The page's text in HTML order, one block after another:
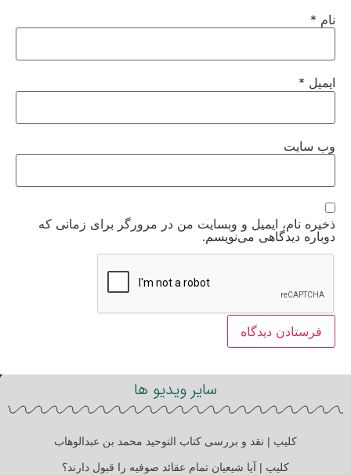
نام *
ایمیل *
وب‌ سایت
ذخیره نام، ایمیل و وبسایت من در مرورگر برای زمانی که
دوباره دیدگاهی می‌نویسم.
سایر ویدیو ها
کلیپ | نقد و بررسی کتاب التوحید محمد بن عبدالوهاب
کلیپ | آیا شیعیان تمام عقائد صوفیه را قبول دارند؟